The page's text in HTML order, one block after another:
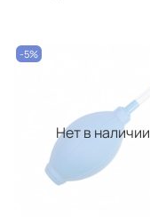
Нет в наличии
-5%